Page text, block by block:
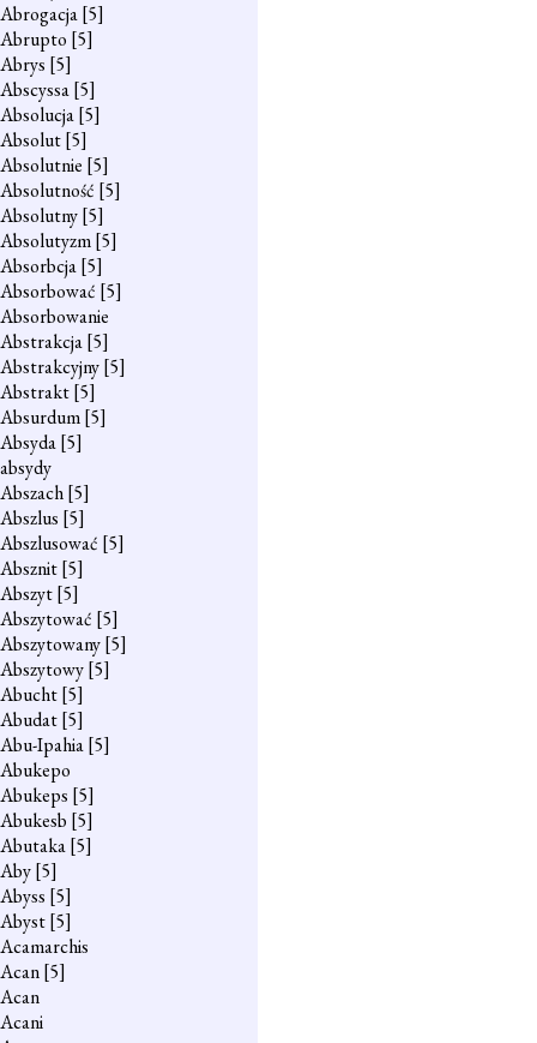
Abrogacja[5]
Abrupto [5]
Abrys [5]
Abscyssa[5]
Absolucja[5]
Absolut[5]
Absolutnie [5]
Absolutność [5]
Absolutny[5]
Absolutyzm[5]
Absorbcja[5]
Absorbować [5]
Absorbowanie
Abstrakcja[5]
Abstrakcyjny[5]
Abstrakt[5]
Absurdum[5]
Absyda[5]
absydy
Abszach[5]
Abszlus [5]
Abszlusować [5]
Absznit[5]
Abszyt[5]
Abszytować [5]
Abszytowany[5]
Abszytowy[5]
Abucht[5]
Abudat[5]
Abu-Ipahia[5]
Abukepo
Abukeps [5]
Abukesb [5]
Abutaka[5]
Aby[5]
Abyss [5]
Abyst[5]
Acamarchis
Acan[5]
Acan
Acani